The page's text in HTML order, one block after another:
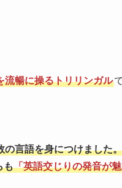
流暢に操るトリリンガル
言語を身につけました
も「英語交じりの発音が